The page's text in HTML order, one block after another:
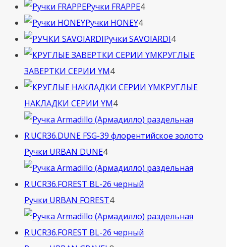
Ручки FRAPPE44
Ручки HONEY44
товара
Ручки SAVOIARDI44
товара
КРУГЛЫЕ
ЗАВЕРТКИ СЕРИИ YM44
товара
КРУГЛЫЕ
НАКЛАДКИ СЕРИИ YM44
товара
Ручки URBAN DUNE44
товара
Ручки URBAN FOREST44
товара